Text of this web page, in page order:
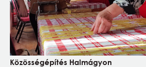
Közösségépítés Halmágyon